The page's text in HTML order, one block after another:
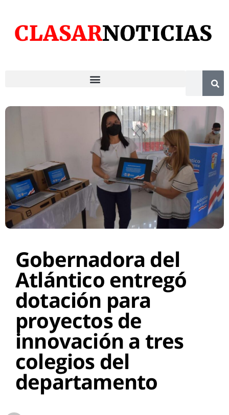
Gobernadora del
Atlántico entregó
dotación para
proyectos de
innovación a tres
colegios del
departamento